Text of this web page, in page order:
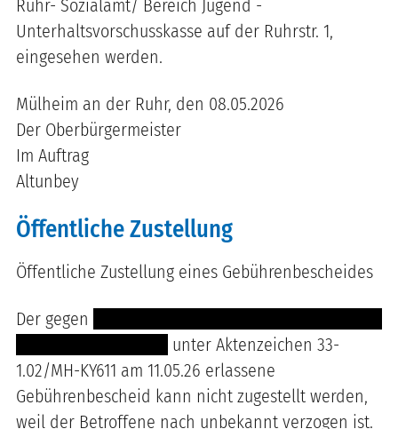
Ruhr- Sozialamt/ Bereich Jugend -
Unterhaltsvorschusskasse auf der Ruhrstr. 1,
eingesehen werden.
Mülheim an der Ruhr, den 08.05.2026
Der Oberbürgermeister
Im Auftrag
Altunbey
Öffentliche Zustellung
Öffentliche Zustellung eines Gebührenbescheides
Der gegen
unter Aktenzeichen 33-
1.02/MH-KY611 am 11.05.26 erlassene
Gebührenbescheid kann nicht zugestellt werden,
weil der Betroffene nach unbekannt verzogen ist.